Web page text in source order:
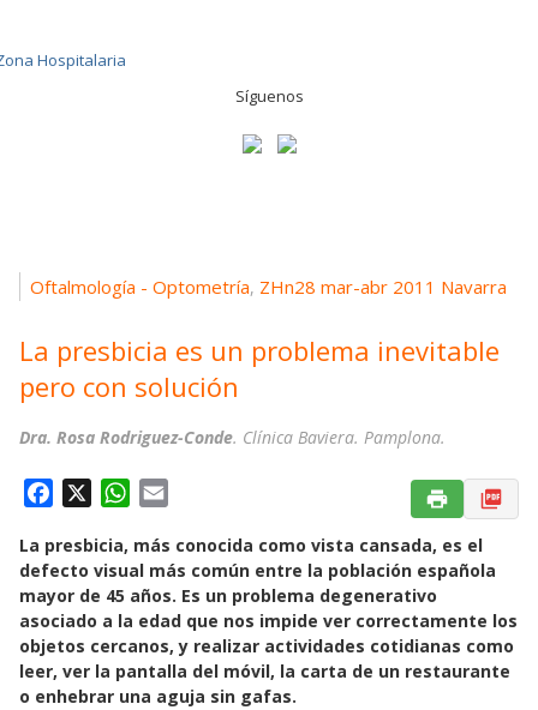
Síguenos
Oftalmología - Optometría, ZHn28 mar-abr 2011 Navarra
La presbicia es un problema inevitable
pero con solución
Dra. Rosa Rodriguez-Conde. Clínica Baviera. Pamplona.
c
e
b
o
o
k
W
a
t
s
A
p
p
a
i
l
La presbicia, más conocida como vista cansada, es el
defecto visual más común entre la población española
mayor de 45 años. Es un problema degenerativo
asociado a la edad que nos impide ver correctamente los
objetos cercanos, y realizar actividades cotidianas como
leer, ver la pantalla del móvil, la carta de un restaurante
o enhebrar una aguja sin gafas.